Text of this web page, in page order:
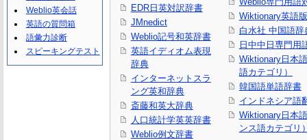
EDR日英対訳辞書
JMnedict
Weblio記号和英辞書
英語イディオム表現
辞典
インターネットスラ
ング英和辞典
斎藤和英大辞典
人口統計学英英辞書
Weblio例文辞書
Wiktionary英語版
白水社 中国語辞
日中中日専門用
Wiktionary日本
語カテゴリ）
韓国語単語辞書
インドネシア語
Wiktionary日本
ンス語カテゴリ
Weblio英会話
英語の質問箱
語彙力診断
スピーキングテスト